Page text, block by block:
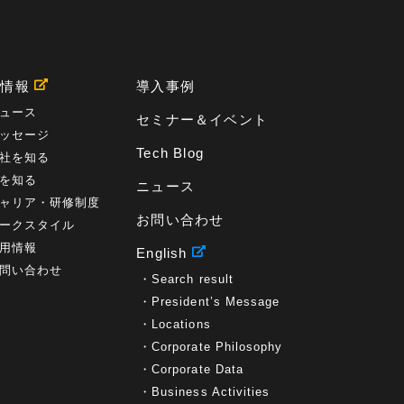
報
ース
セージ
を知る
知る
リア・研修制度
クスタイル
情報
い合わせ
導入事例
セミナー＆イベント
Tech Blog
ニュース
お問い合わせ
English
Search result
President’s Message
Locations
Corporate Philosophy
Corporate Data
Business Activities